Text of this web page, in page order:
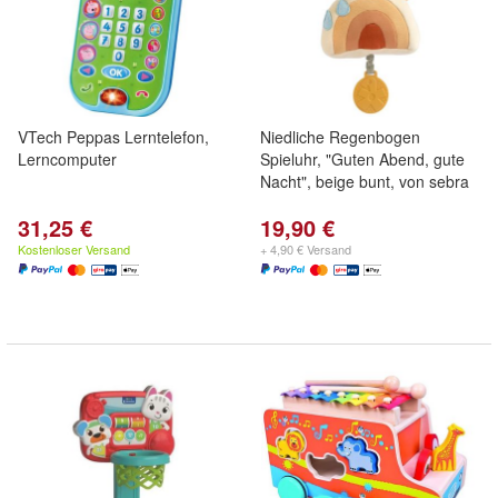
VTech Peppas Lerntelefon,
Lerncomputer
31,25 €
Kostenloser Versand
Niedliche Regenbogen
Spieluhr, "Guten Abend, gute
Nacht", beige bunt, von sebra
19,90 €
+ 4,90 € Versand